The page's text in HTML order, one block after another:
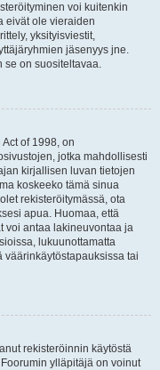
voi kuitenkin
eivät ole vieraiden
yksityisviestit,
jäsenyys jne.
se on suositeltavaa.
of 1998, on
jotka mahdollisesti
kirjallisen luvan tietojen
koskeeko tämä sinua
rekisteröitymässä, ota
apua. Huomaa, että
voi antaa lakineuvontaa ja
lukuunottamatta
väärinkäytöstapauksissa tai
rekisteröinnin käytöstä
ylläpitäjä on voinut